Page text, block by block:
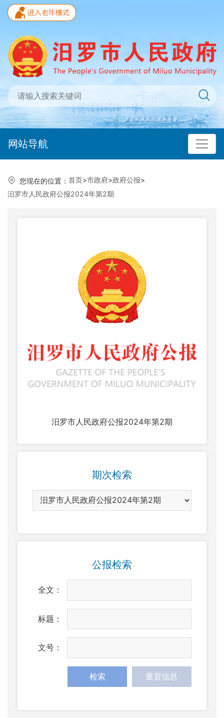
网站导航
您现在的位置： 首页>市政府>政府公报>
汨罗市人民政府公报2024年第2期
汨罗市人民政府公报2024年第2期
期次检索
公报检索
全文：
标题：
文号：
检索 重置信息